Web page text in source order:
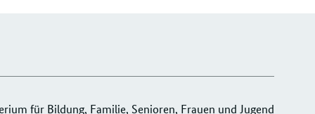
für Bildung, Familie, Senioren, Frauen und Jugend